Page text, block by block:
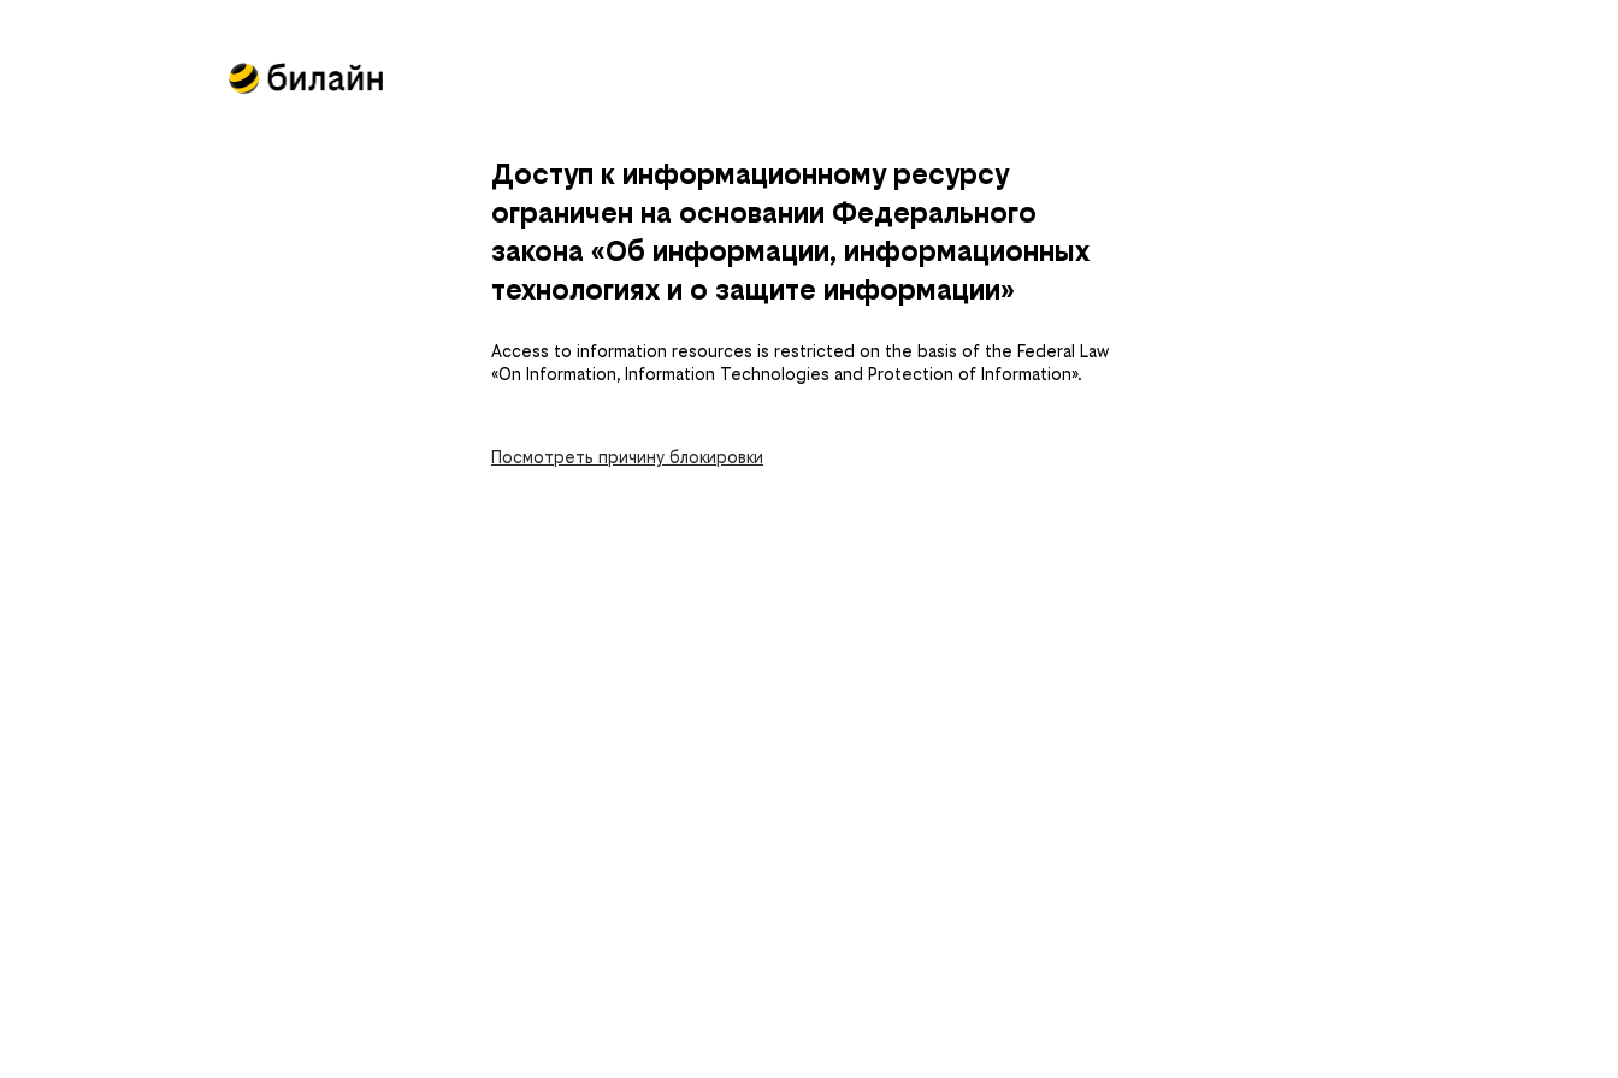
Доступ к информационному ресурсу
ограничен на основании Федерального
закона «Об информации, информационных
технологиях и о защите информации»
Access to information resources is restricted on the basis of the Federal Law
«On Information, Information Technologies and Protection of Information».
Посмотреть причину блокировки